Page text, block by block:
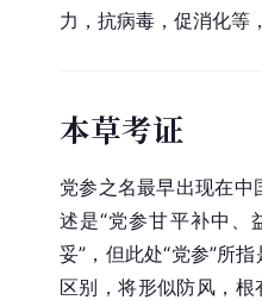
力，抗病毒，促消化等
本草考证
党参之名最早出现在
述是“党参甘平补中、
妥”，但此处“党参”所
区别，将形似防风，